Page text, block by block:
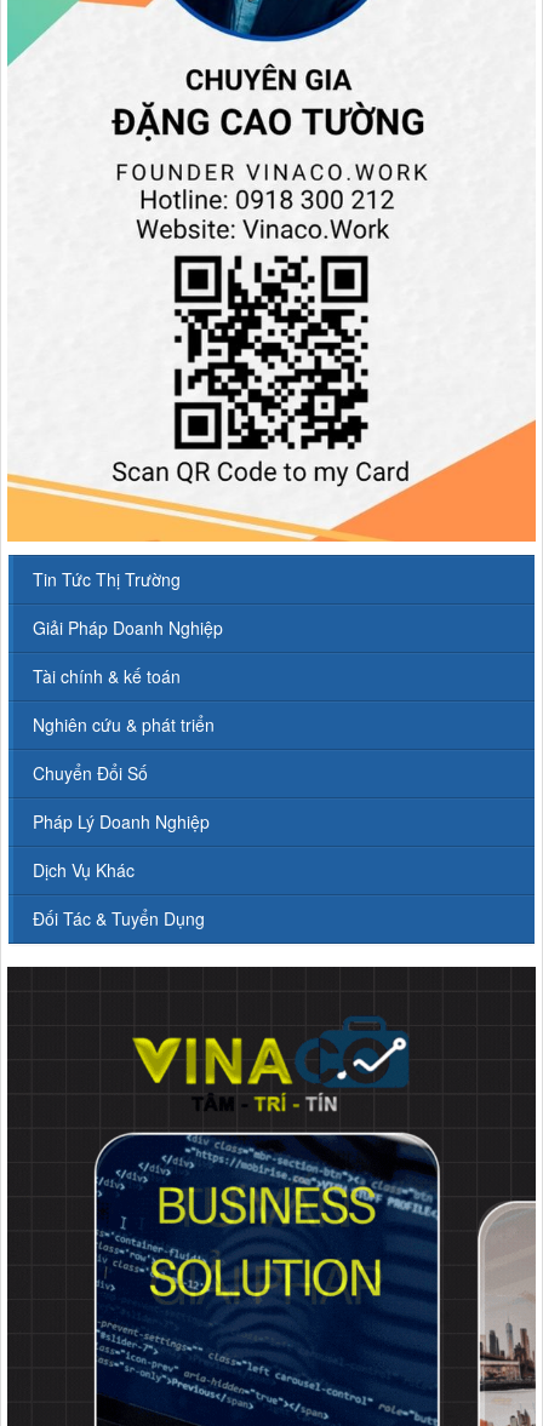
Tin Tức Thị Trường
Giải Pháp Doanh Nghiệp
Tài chính & kế toán
Nghiên cứu & phát triển
Chuyển Đổi Số
Pháp Lý Doanh Nghiệp
Dịch Vụ Khác
Đối Tác & Tuyển Dụng